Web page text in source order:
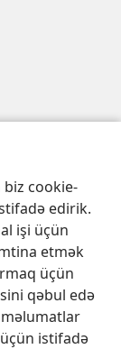
biz cookie-
edirik.
işi üçün
etmək
üçün
qəbul edə
istifadə